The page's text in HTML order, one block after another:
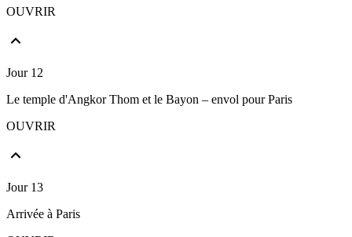
OUVRIR
Jour 12
Le temple d'Angkor Thom et le Bayon – envol pour Paris
OUVRIR
Jour 13
Arrivée à Paris